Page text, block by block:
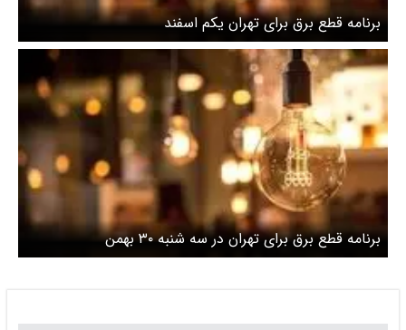
برنامه قطع برق برای تهران یکم اسفند
برنامه قطع برق برای تهران در سه شنبه ۳۰ بهمن